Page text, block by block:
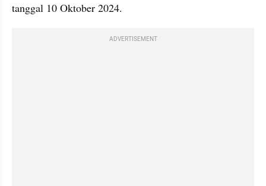
tanggal 10 Oktober 2024.
ADVERTISEMENT